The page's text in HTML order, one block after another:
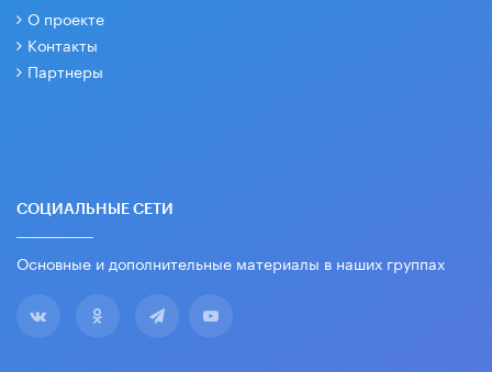
О проекте
Контакты
Партнеры
СОЦИАЛЬНЫЕ СЕТИ
Основные и дополнительные материалы в наших группах